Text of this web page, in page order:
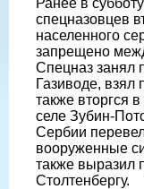
Ранее в
спецназовцев
населенного
запрещено
Спецназ занял
Газиводе, взял
также вторгся
селе Зубин-
Сербии
вооруженные
также выразил
Столтенбергу.